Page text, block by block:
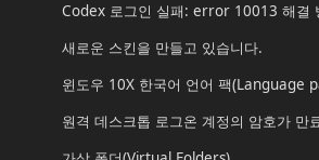
Codex 로그인 실패: error 10013 해결
새로운 스킨을 만들고 있습니다.
윈도우 10X 한국어 언어 팩(Language
원격 데스크톱 로그온 계정의 암호가 만